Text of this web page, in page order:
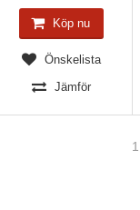
Köp nu
Önskelista
Jämför
1